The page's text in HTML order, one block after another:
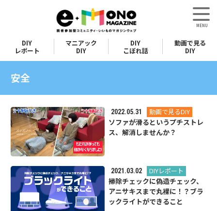
DIY
レポート
マニアック
DIY
DIY
こぼれ話
動画で見る
DIY
安全
2022.05.31 動画で見るDIY
ソファが滑るというプチストレ
ス、解消しませんか？
2021.03.02 DIYレポート
掃除チェックに偽造チェック、
アニサキスまで丸裸に！？ブラ
ックライトができること